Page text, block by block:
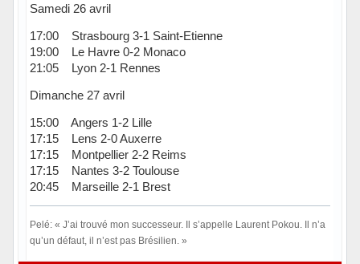
Samedi 26 avril
17:00 Strasbourg 3-1 Saint-Etienne
19:00 Le Havre 0-2 Monaco
21:05 Lyon 2-1 Rennes
Dimanche 27 avril
15:00 Angers 1-2 Lille
17:15 Lens 2-0 Auxerre
17:15 Montpellier 2-2 Reims
17:15 Nantes 3-2 Toulouse
20:45 Marseille 2-1 Brest
Pelé: « J’ai trouvé mon successeur. Il s’appelle Laurent Pokou. Il n’a
qu’un défaut, il n’est pas Brésilien. »